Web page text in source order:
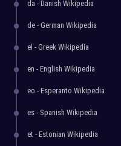
da - Danish Wikipedia
de - German Wikipedia
el - Greek Wikipedia
en - English Wikipedia
eo - Esperanto Wikipedia
es - Spanish Wikipedia
et - Estonian Wikipedia